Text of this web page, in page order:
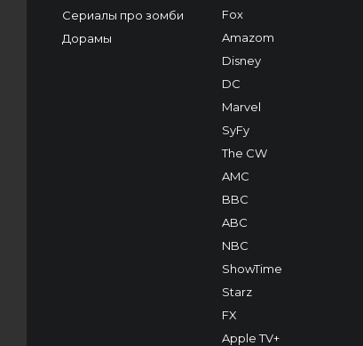
Сериалы про зомби
Дорамы
Fox
Amazom
Disney
DC
Marvel
SyFy
The CW
AMC
BBC
ABC
NBC
ShowTime
Starz
FX
Apple TV+